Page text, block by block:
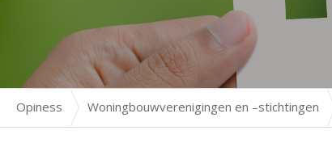
Opiness Woningbouwverenigingen en –stichtingen